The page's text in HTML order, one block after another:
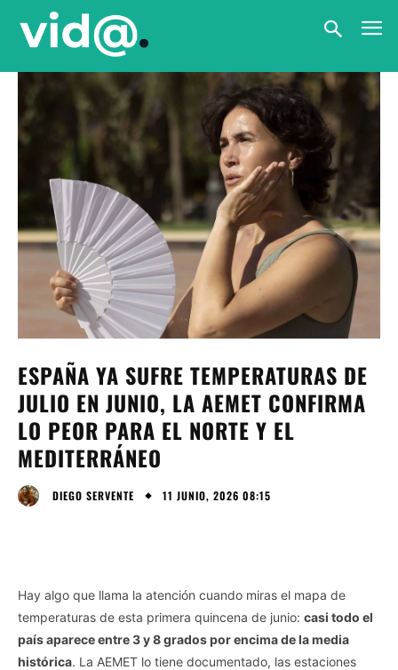
ESPAÑA YA SUFRE TEMPERATURAS DE
JULIO EN JUNIO, LA AEMET CONFIRMA
LO PEOR PARA EL NORTE Y EL
MEDITERRÁNEO
DIEGO SERVENTE 11 JUNIO, 2026 08:15
Hay algo que llama la atención cuando miras el mapa de
temperaturas de esta primera quincena de junio: casi todo el
país aparece entre 3 y 8 grados por encima de la media
histórica. La AEMET lo tiene documentado, las estaciones